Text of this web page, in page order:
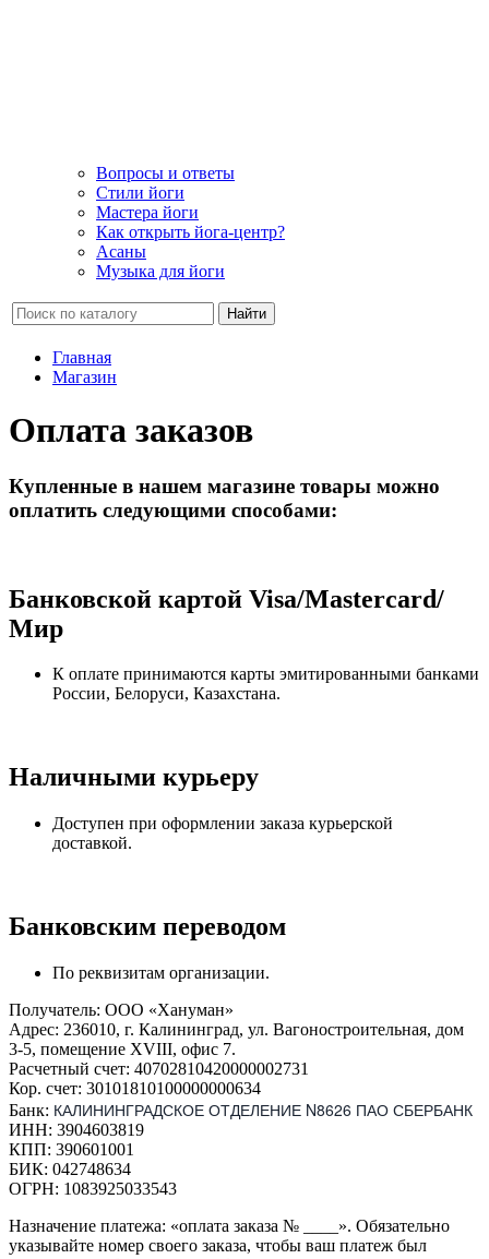
Вопросы и ответы
Стили йоги
Мастера йоги
Как открыть йога-центр?
Асаны
Музыка для йоги
Найти
Главная
Магазин
Оплата заказов
Купленные в нашем магазине товары можно
оплатить следующими способами:
Банковской картой Visa/Mastercard/
Мир
К оплате принимаются карты эмитированными банками
России, Белоруси, Казахстана.
Наличными курьеру
Доступен при оформлении заказа курьерской
доставкой.
Банковским переводом
По реквизитам организации.
Получатель: ООО «Хануман»
Адрес: 236010, г. Калининград, ул. Вагоностроительная, дом
3-5, помещение XVIII, офис 7.
Расчетный счет: 40702810420000002731
Кор. счет: 30101810100000000634
Банк: КАЛИНИНГРАДСКОЕ ОТДЕЛЕНИЕ N8626 ПАО СБЕРБАНК
ИНН: 3904603819
КПП: 390601001
БИК: 042748634
ОГРН: 1083925033543
Назначение платежа: «оплата заказа № ____». Обязательно
указывайте номер своего заказа, чтобы ваш платеж был